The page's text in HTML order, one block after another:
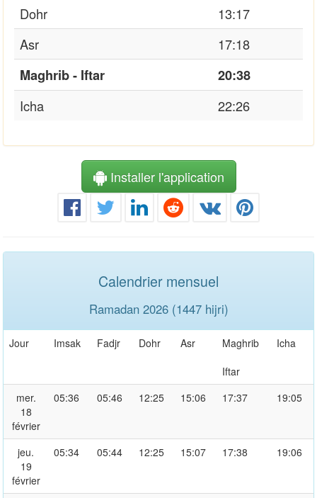
Dohr
13:17
Asr
17:18
Maghrib - Iftar
20:38
Icha
22:26
Installer l'application
Calendrier mensuel
Ramadan 2026 (1447 hijri)
Jour Imsak Fadjr Dohr Asr
Maghrib
Iftar
Icha
mer.
18
février
05:36 05:46 12:25 15:06 17:37 19:05
jeu.
19
février
05:34 05:44 12:25 15:07 17:38 19:06